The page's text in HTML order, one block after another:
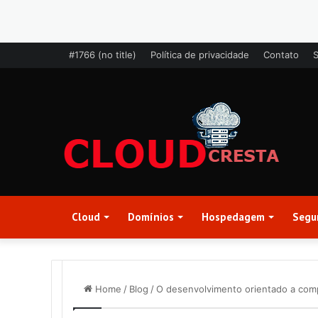
#1766 (no title) Política de privacidade Contato
Cloud Domínios Hospedagem
Home / Blog /O desenvolvimento orientado a